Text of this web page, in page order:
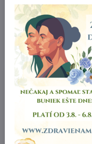
STAR pre zdravé trávenie
60tbl
46 €
Do košíka